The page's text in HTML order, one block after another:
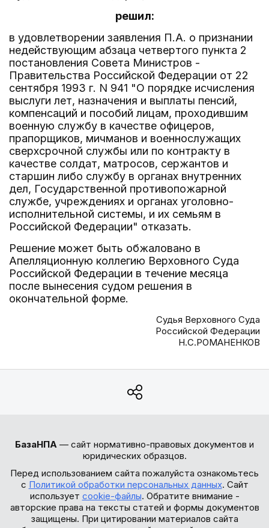
решил:
в удовлетворении заявления П.А. о признании
недействующим абзаца четвертого пункта 2
постановления Совета Министров -
Правительства Российской Федерации от 22
сентября 1993 г. N 941 "О порядке исчисления
выслуги лет, назначения и выплаты пенсий,
компенсаций и пособий лицам, проходившим
военную службу в качестве офицеров,
прапорщиков, мичманов и военнослужащих
сверхсрочной службы или по контракту в
качестве солдат, матросов, сержантов и
старшин либо службу в органах внутренних
дел, Государственной противопожарной
службе, учреждениях и органах уголовно-
исполнительной системы, и их семьям в
Российской Федерации" отказать.
Решение может быть обжаловано в
Апелляционную коллегию Верховного Суда
Российской Федерации в течение месяца
после вынесения судом решения в
окончательной форме.
Судья Верховного Суда
Российской Федерации
Н.С.РОМАНЕНКОВ
БазаНПА — сайт нормативно-правовых документов и
юридических образцов.
Перед использованием сайта пожалуйста ознакомьтесь
с Политикой обработки персональных данных. Сайт
использует cookie-файлы. Обратите внимание -
авторские права на тексты статей и формы документов
защищены. При цитировании материалов сайта